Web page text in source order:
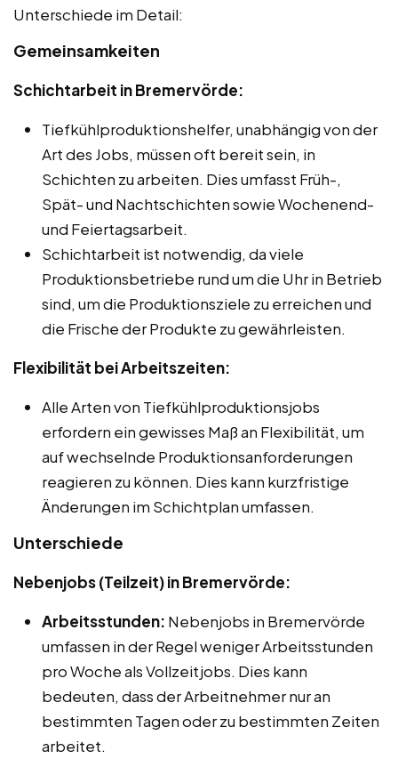
Unterschiede im Detail:
Gemeinsamkeiten
Schichtarbeit in Bremervörde:
Tiefkühlproduktionshelfer, unabhängig von der
Art des Jobs, müssen oft bereit sein, in
Schichten zu arbeiten. Dies umfasst Früh-,
Spät- und Nachtschichten sowie Wochenend-
und Feiertagsarbeit.
Schichtarbeit ist notwendig, da viele
Produktionsbetriebe rund um die Uhr in Betrieb
sind, um die Produktionsziele zu erreichen und
die Frische der Produkte zu gewährleisten.
Flexibilität bei Arbeitszeiten:
Alle Arten von Tiefkühlproduktionsjobs
erfordern ein gewisses Maß an Flexibilität, um
auf wechselnde Produktionsanforderungen
reagieren zu können. Dies kann kurzfristige
Änderungen im Schichtplan umfassen.
Unterschiede
Nebenjobs (Teilzeit) in Bremervörde:
Arbeitsstunden: Nebenjobs in Bremervörde
umfassen in der Regel weniger Arbeitsstunden
pro Woche als Vollzeitjobs. Dies kann
bedeuten, dass der Arbeitnehmer nur an
bestimmten Tagen oder zu bestimmten Zeiten
arbeitet.